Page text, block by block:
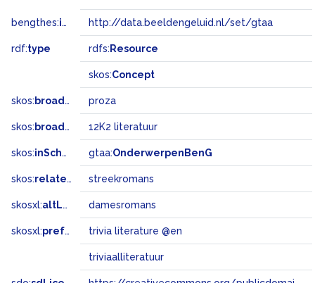
bengthes:inSet http://data.beeldengeluid.nl/set/gtaa
rdf:type rdfs: Resource
skos:Concept
skos: broader proza
skos: broadMatch 12K2 literatuur
skos:inScheme gtaa:OnderwerpenBenG
skos:related streekromans
skosxl:altLabel damesromans
skosxl:prefLabel trivia literature @en
triviaalliteratuur